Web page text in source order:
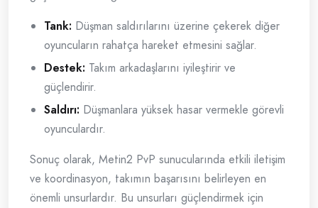
Tank: Düşman saldırılarını üzerine çekerek diğer
oyuncuların rahatça hareket etmesini sağlar.
Destek: Takım arkadaşlarını iyileştirir ve
güçlendirir.
Saldırı: Düşmanlara yüksek hasar vermekle görevli
oyunculardır.
Sonuç olarak, Metin2 PvP sunucularında etkili iletişim
ve koordinasyon, takımın başarısını belirleyen en
önemli unsurlardır. Bu unsurları güçlendirmek için